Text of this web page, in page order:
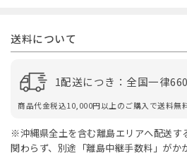
送料について
1配送につき：全国一律
商品代金税込10,000円以上のご購入で送料無
※沖縄県全土を含む離島エリアへ配送す
関わらず、別途「離島中継手数料」がか